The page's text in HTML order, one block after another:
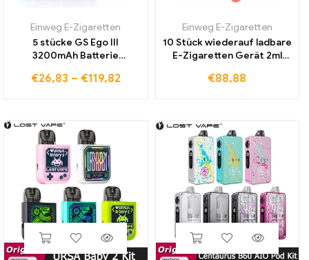
Einweg E-Zigaretten
5 stücke GS Ego III
3200mAh Batterie
Riesige Kapazität 510 Fit
€26,83 – €119,82
Einweg E-Zigaretten
10 Stück wiederauf ladbare
E-Zigaretten Gerät 2ml
patronen Pod 650mAh
€88,88